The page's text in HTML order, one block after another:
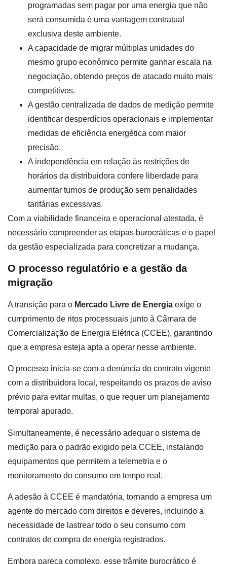
programadas sem pagar por uma energia que não
será consumida é uma vantagem contratual
exclusiva deste ambiente.
A capacidade de migrar múltiplas unidades do
mesmo grupo econômico permite ganhar escala na
negociação, obtendo preços de atacado muito mais
competitivos.
A gestão centralizada de dados de medição permite
identificar desperdícios operacionais e implementar
medidas de eficiência energética com maior
precisão.
A independência em relação às restrições de
horários da distribuidora confere liberdade para
aumentar turnos de produção sem penalidades
tarifárias excessivas.
Com a viabilidade financeira e operacional atestada, é
necessário compreender as etapas burocráticas e o papel
da gestão especializada para concretizar a mudança.
O processo regulatório e a gestão da
migração
A transição para o Mercado Livre de Energia exige o
cumprimento de ritos processuais junto à Câmara de
Comercialização de Energia Elétrica (CCEE), garantindo
que a empresa esteja apta a operar nesse ambiente.
O processo inicia-se com a denúncia do contrato vigente
com a distribuidora local, respeitando os prazos de aviso
prévio para evitar multas, o que requer um planejamento
temporal apurado.
Simultaneamente, é necessário adequar o sistema de
medição para o padrão exigido pela CCEE, instalando
equipamentos que permitem a telemetria e o
monitoramento do consumo em tempo real.
A adesão à CCEE é mandatória, tornando a empresa um
agente do mercado com direitos e deveres, incluindo a
necessidade de lastrear todo o seu consumo com
contratos de compra de energia registrados.
Embora pareça complexo, esse trâmite burocrático é